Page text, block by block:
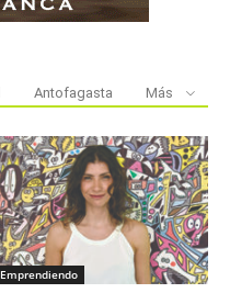
Antofagasta Más
Emprendiendo